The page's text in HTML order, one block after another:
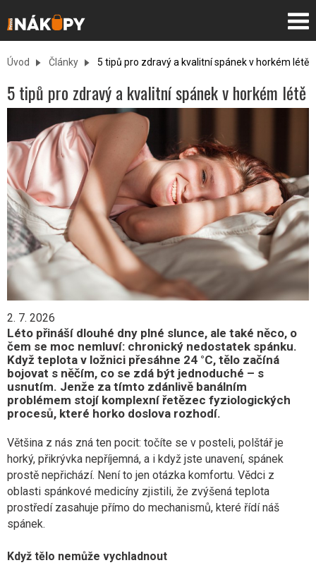
Úvod Články 5 tipů pro zdravý a kvalitní spánek v horkém létě
5 tipů pro zdravý a kvalitní spánek v horkém létě
2. 7. 2026
Léto přináší dlouhé dny plné slunce, ale také něco, o
čem se moc nemluví: chronický nedostatek spánku.
Když teplota v ložnici přesáhne 24 °C, tělo začíná
bojovat s něčím, co se zdá být jednoduché – s
usnutím. Jenže za tímto zdánlivě banálním
problémem stojí komplexní řetězec fyziologických
procesů, které horko doslova rozhodí.
Většina z nás zná ten pocit: točíte se v posteli, polštář je
horký, přikrývka nepříjemná, a i když jste unavení, spánek
prostě nepřichází. Není to jen otázka komfortu. Vědci z
oblasti spánkové medicíny zjistili, že zvýšená teplota
prostředí zasahuje přímo do mechanismů, které řídí náš
spánek.
Když tělo nemůže vychladnout